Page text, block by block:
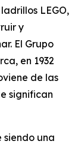
LEGO,
y
El Grupo
en 1932
de las
significan
siendo una